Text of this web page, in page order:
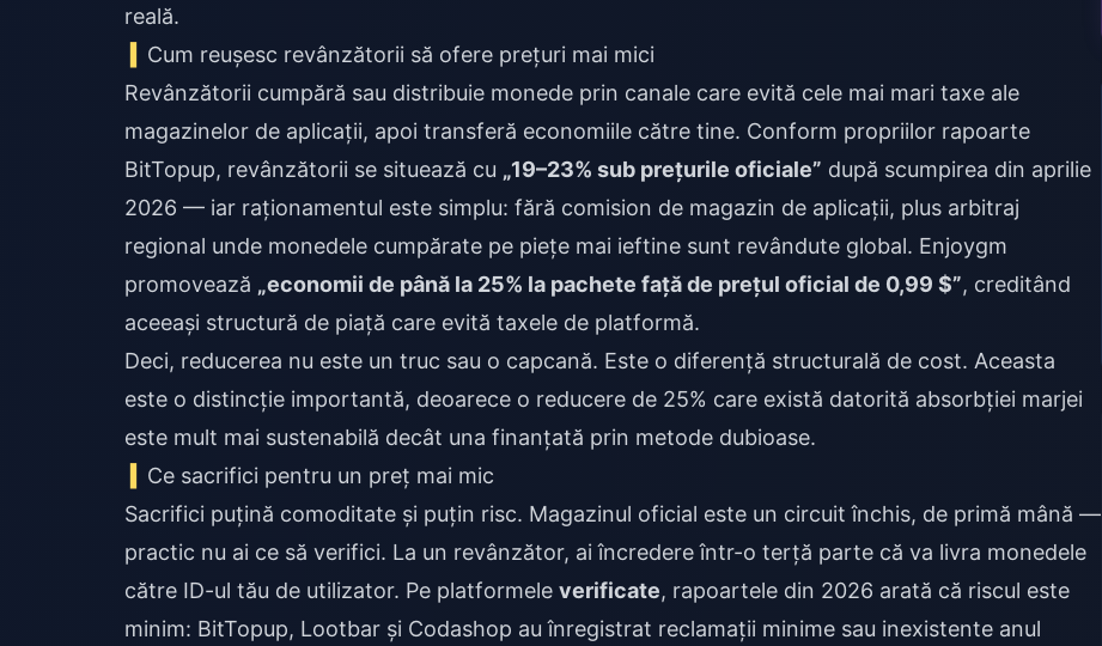
reală.
Cum reușesc revânzătorii să ofere prețuri mai mici
Revânzătorii cumpără sau distribuie monede prin canale care evită cele mai mari taxe ale
magazinelor de aplicații, apoi transferă economiile către tine. Conform propriilor rapoarte
BitTopup, revânzătorii se situează cu „19–23% sub prețurile oficiale” după scumpirea din aprilie
2026 — iar raționamentul este simplu: fără comision de magazin de aplicații, plus arbitraj
regional unde monedele cumpărate pe piețe mai ieftine sunt revândute global. Enjoygm
promovează „economii de până la 25% la pachete față de prețul oficial de 0,99 $”, creditând
aceeași structură de piață care evită taxele de platformă.
Deci, reducerea nu este un truc sau o capcană. Este o diferență structurală de cost. Aceasta
este o distincție importantă, deoarece o reducere de 25% care există datorită absorbției marjei
este mult mai sustenabilă decât una finanțată prin metode dubioase.
Ce sacrifici pentru un preț mai mic
Sacrifici puțină comoditate și puțin risc. Magazinul oficial este un circuit închis, de primă mână —
practic nu ai ce să verifici. La un revânzător, ai încredere într-o terță parte că va livra monedele
către ID-ul tău de utilizator. Pe platformele verificate, rapoartele din 2026 arată că riscul este
minim: BitTopup, Lootbar și Codashop au înregistrat reclamații minime sau inexistente anul